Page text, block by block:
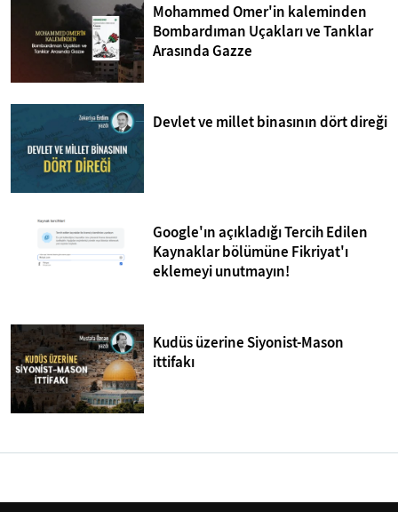
Mohammed Omer'in kaleminden
Bombardıman Uçakları ve Tanklar
Arasında Gazze
Devlet ve millet binasının dört direği
Google'ın açıkladığı Tercih Edilen
Kaynaklar bölümüne Fikriyat'ı
eklemeyi unutmayın!
Kudüs üzerine Siyonist-Mason
ittifakı